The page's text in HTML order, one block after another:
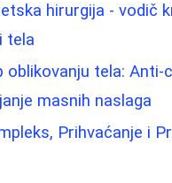
hirurgija - vodič
tela
oblikovanju tela: Anti-
masnih naslaga
Prihvaćanje i